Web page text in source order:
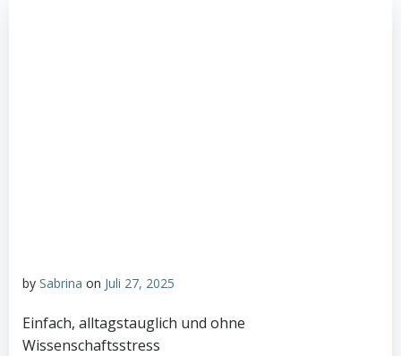
by Sabrina on Juli 27, 2025
Einfach, alltagstauglich und ohne
Wissenschaftsstress